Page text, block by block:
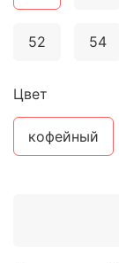
52 54
Цвет
кофейный